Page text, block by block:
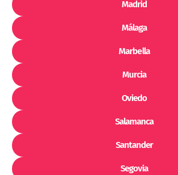
Madrid
Málaga
Marbella
Murcia
Oviedo
Salamanca
Santander
Segovia